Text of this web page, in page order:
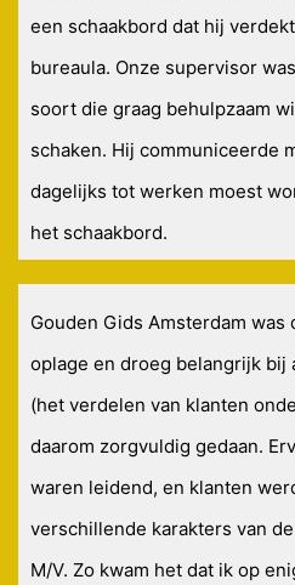
een schaakbord dat hij
bureaula. Onze supervisor
soort die graag behulpzaam
schaken. Hij communiceerde
dagelijks tot werken moest
het schaakbord.
Gouden Gids Amsterdam
oplage en droeg belangrijk bij
(het verdelen van klanten
daarom zorgvuldig gedaan.
waren leidend, en klanten
verschillende karakters van
M/V. Zo kwam het dat ik op